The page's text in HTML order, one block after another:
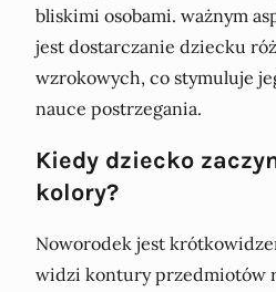
bliskimi osobami. ważnym
jest dostarczanie dziecku
wzrokowych, co stymuluje
nauce postrzegania.
Kiedy dziecko
kolory?
Noworodek jest
widzi kontury przedmiotów